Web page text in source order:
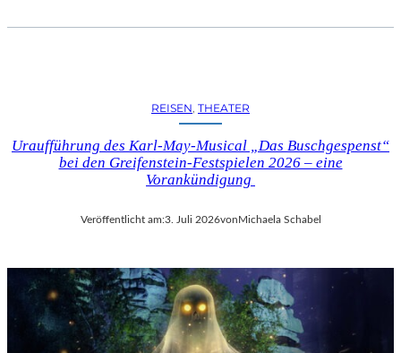
S
H
A
B
K
U
L
T
U
REISEN, THEATER
Uraufführung des Karl-May-Musical „Das Buschgespenst“
bei den Greifenstein-Festspielen 2026 – eine
Vorankündigung
Veröffentlicht am:3. Juli 2026vonMichaela Schabel